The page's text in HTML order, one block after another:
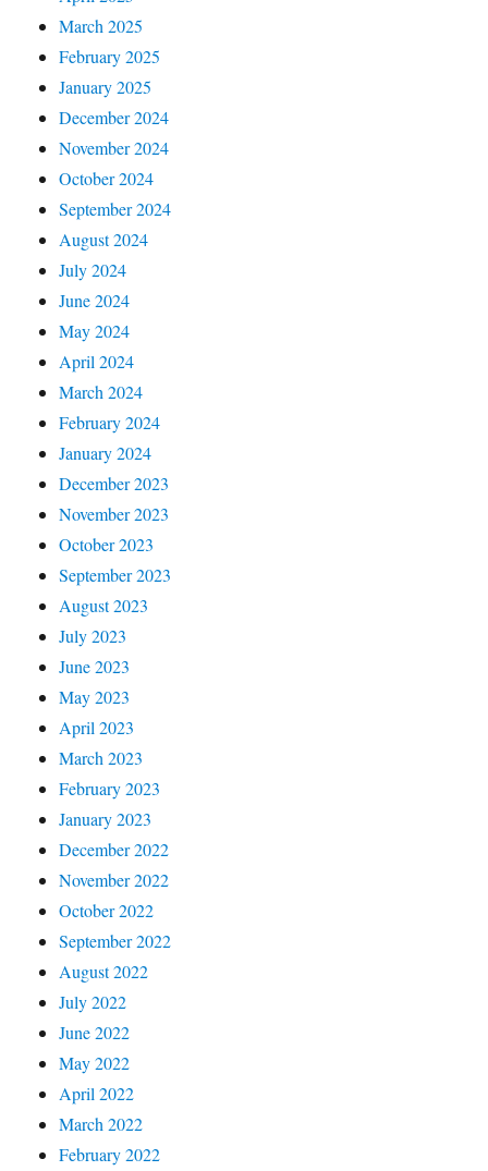
March 2025
February 2025
January 2025
December 2024
November 2024
October 2024
September 2024
August 2024
July 2024
June 2024
May 2024
April 2024
March 2024
February 2024
January 2024
December 2023
November 2023
October 2023
September 2023
August 2023
July 2023
June 2023
May 2023
April 2023
March 2023
February 2023
January 2023
December 2022
November 2022
October 2022
September 2022
August 2022
July 2022
June 2022
May 2022
April 2022
March 2022
February 2022